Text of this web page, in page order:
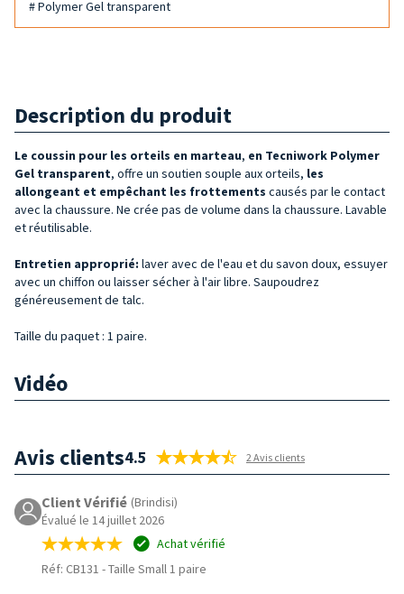
# Polymer Gel transparent
Description du produit
Le coussin pour les orteils en marteau, en Tecniwork Polymer
Gel transparent, offre un soutien souple aux orteils, les
allongeant et empêchant les frottements causés par le contact
avec la chaussure. Ne crée pas de volume dans la chaussure. Lavable
et réutilisable.
Entretien approprié: laver avec de l'eau et du savon doux, essuyer
avec un chiffon ou laisser sécher à l'air libre. Saupoudrez
généreusement de talc.
Taille du paquet : 1 paire.
Vidéo
Avis clients4.5 2 Avis clients
Client Vérifié (Brindisi)
Évalué le 14 juillet 2026
Achat vérifié
Réf: CB131 -Taille Small 1 paire